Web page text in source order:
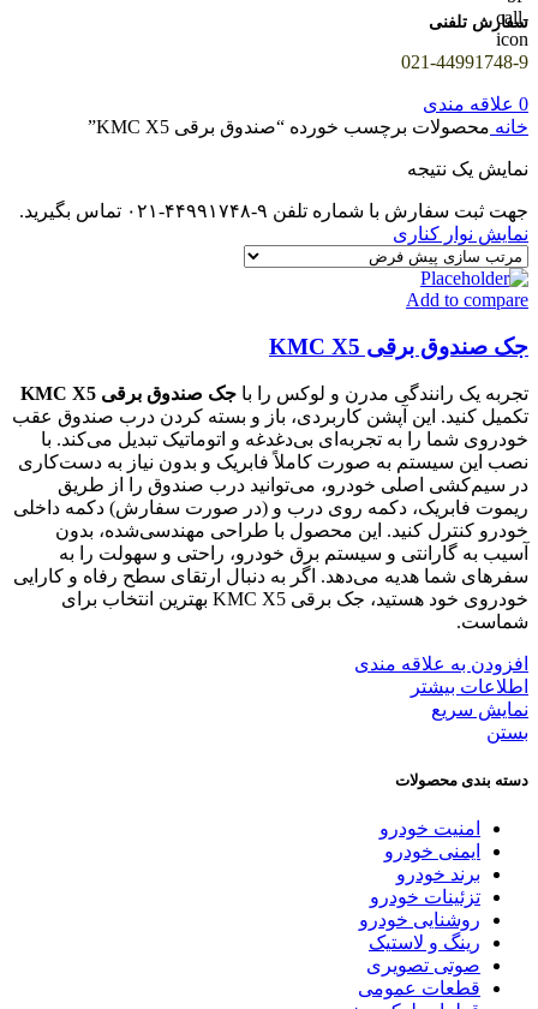
سفارش تلفنی
021-44991748-9
0 علاقه مندی
خانه محصولات برچسب خورده “صندوق برقی KMC X5”
نمایش یک نتیجه
جهت ثبت سفارش با شماره تلفن ۹-۴۴۹۹۱۷۴۸-۰۲۱ تماس بگیرید.
نمایش نوار کناری
Add to compare
جک صندوق برقی KMC X5
تجربه یک رانندگی مدرن و لوکس را با جک صندوق برقی KMC X5
تکمیل کنید. این آپشن کاربردی، باز و بسته کردن درب صندوق عقب
خودروی شما را به تجربه‌ای بی‌دغدغه و اتوماتیک تبدیل می‌کند. با
نصب این سیستم به صورت کاملاً فابریک و بدون نیاز به دست‌کاری
در سیم‌کشی اصلی خودرو، می‌توانید درب صندوق را از طریق
ریموت فابریک، دکمه روی درب و (در صورت سفارش) دکمه داخلی
خودرو کنترل کنید. این محصول با طراحی مهندسی‌شده، بدون
آسیب به گارانتی و سیستم برق خودرو، راحتی و سهولت را به
سفرهای شما هدیه می‌دهد. اگر به دنبال ارتقای سطح رفاه و کارایی
خودروی خود هستید، جک برقی KMC X5 بهترین انتخاب برای
شماست.
افزودن به علاقه مندی
اطلاعات بیشتر
نمایش سریع
بستن
دسته بندی محصولات
امنیت خودرو
ایمنی خودرو
برند خودرو
تزئینات خودرو
روشنایی خودرو
رینگ و لاستیک
صوتی تصویری
قطعات عمومی